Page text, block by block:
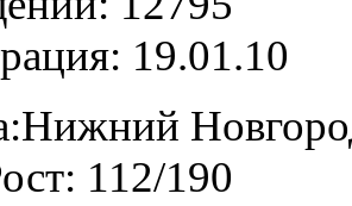
19.01.10
Нижний
112/190